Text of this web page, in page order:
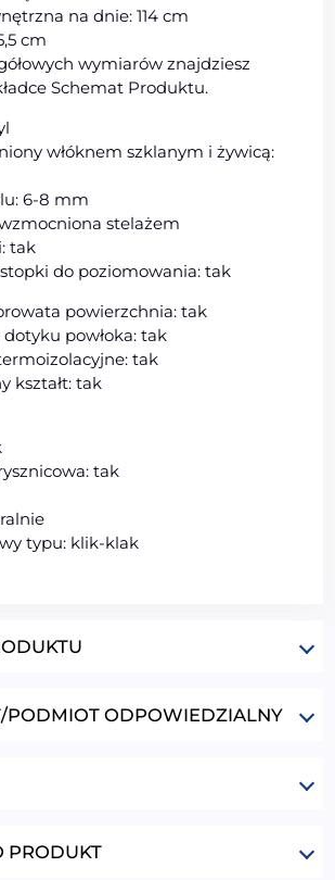
na dnie: 114 cm
cm
wymiarów znajdziesz
Schemat Produktu.
włóknem szklanym i żywicą:
6-8 mm
stelażem
tak
do poziomowania: tak
powierzchnia: tak
powłoka: tak
tak
kształt: tak
tak
typu: klik-klak
PODMIOT ODPOWIEDZIALNY
PRODUKT